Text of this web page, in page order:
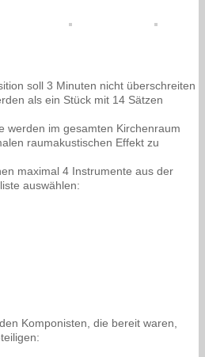
soll 3 Minuten nicht überschreiten
als ein Stück mit 14 Sätzen
werden im gesamten Kirchenraum
raumakustischen Effekt zu
maximal 4 Instrumente aus der
auswählen:
Komponisten, die bereit waren,